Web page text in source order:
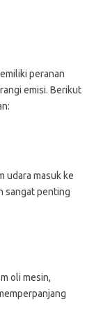
peranan
emisi. Berikut
udara masuk ke
sangat penting
oli mesin,